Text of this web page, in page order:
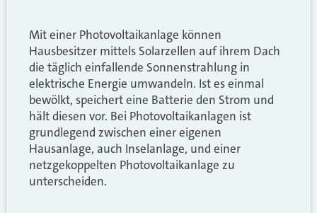
Mit einer Photovoltaikanlage können
Hausbesitzer mittels Solarzellen auf ihrem Dach
die täglich einfallende Sonnenstrahlung in
elektrische Energie umwandeln. Ist es einmal
bewölkt, speichert eine Batterie den Strom und
hält diesen vor. Bei Photovoltaikanlagen ist
grundlegend zwischen einer eigenen
Hausanlage, auch Inselanlage, und einer
netzgekoppelten Photovoltaikanlage zu
unterscheiden.